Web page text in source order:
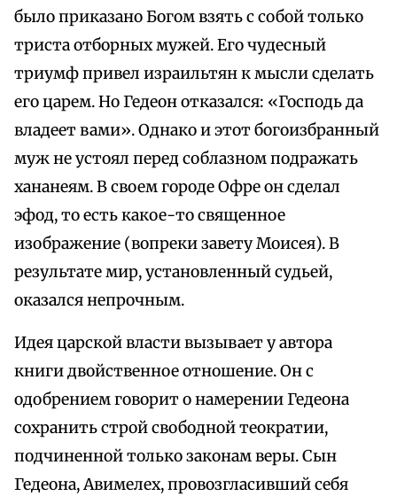
было приказано Богом взять с собой только
триста отборных мужей. Его чудесный
триумф привел израильтян к мысли сделать
его царем. Но Гедеон отказался: «Господь да
владеет вами». Однако и этот богоизбранный
муж не устоял перед соблазном подражать
хананеям. В своем городе Офре он сделал
эфод, то есть какое-то священное
изображение (вопреки завету Моисея). В
результате мир, установленный судьей,
оказался непрочным.
Идея царской власти вызывает у автора
книги двойственное отношение. Он с
одобрением говорит о намерении Гедеона
сохранить строй свободной теократии,
подчиненной только законам веры. Сын
Гедеона, Авимелех, провозгласивший себя